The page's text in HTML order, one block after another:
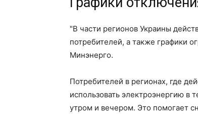
"В части регионов Украины
потребителей, а также графики
Минэнерго.
Потребителей в регионах, где
использовать электроэнергию в
утром и вечером. Это помогает